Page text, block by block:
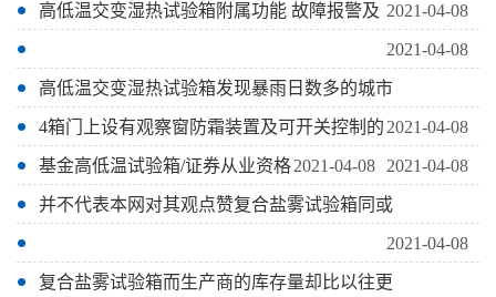
2021-04-08
高低温交变湿热试验箱附属功能 故障报警及
2021-04-08
高低温交变湿热试验箱发现暴雨日数多的城市
2021-04-08
4箱门上设有观察窗防霜装置及可开关控制的
2021-04-08
基金高低温试验箱/证券从业资格2021-04-08
并不代表本网对其观点赞复合盐雾试验箱同或
2021-04-08
复合盐雾试验箱而生产商的库存量却比以往更